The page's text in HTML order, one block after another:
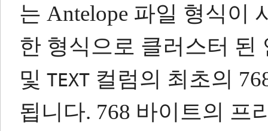
는 Antelope 파일 형식이
한 형식으로 클러스터
및 TEXT 컬럼의 최초의
됩니다. 768 바이트의 프